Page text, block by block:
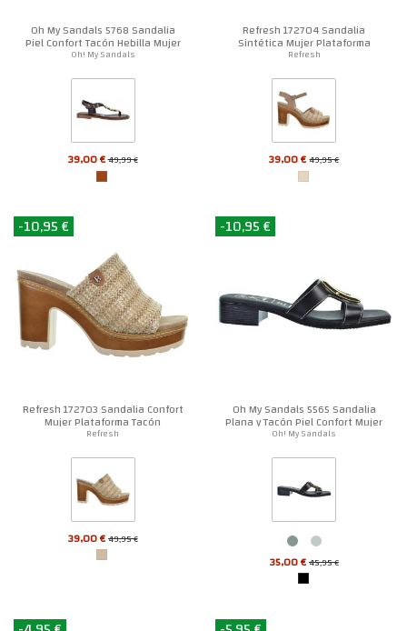
Oh My Sandals 5768 Sandalia
Piel Confort Tacón Hebilla Mujer
Oh! My Sandals
39,00 €49,99 €
Refresh 172704 Sandalia
Sintética Mujer Plataforma
Tacón
Refresh
39,00 €49,95 €
-10,95 €
Refresh 172703 Sandalia Confort
Mujer Plataforma Tacón
Refresh
39,00 €49,95 €
-10,95 €
Oh My Sandals 5565 Sandalia
Plana y Tacón Piel Confort Mujer
Oh! My Sandals
35,00 €45,95 €